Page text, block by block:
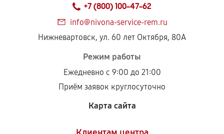
+7 (800) 100-47-62
info@nivona-service-rem.ru
Нижневартовск, ул. 60 лет Октября, 80А
Режим работы
Ежедневно с 9:00 до 21:00
Приём заявок круглосуточно
Карта сайта